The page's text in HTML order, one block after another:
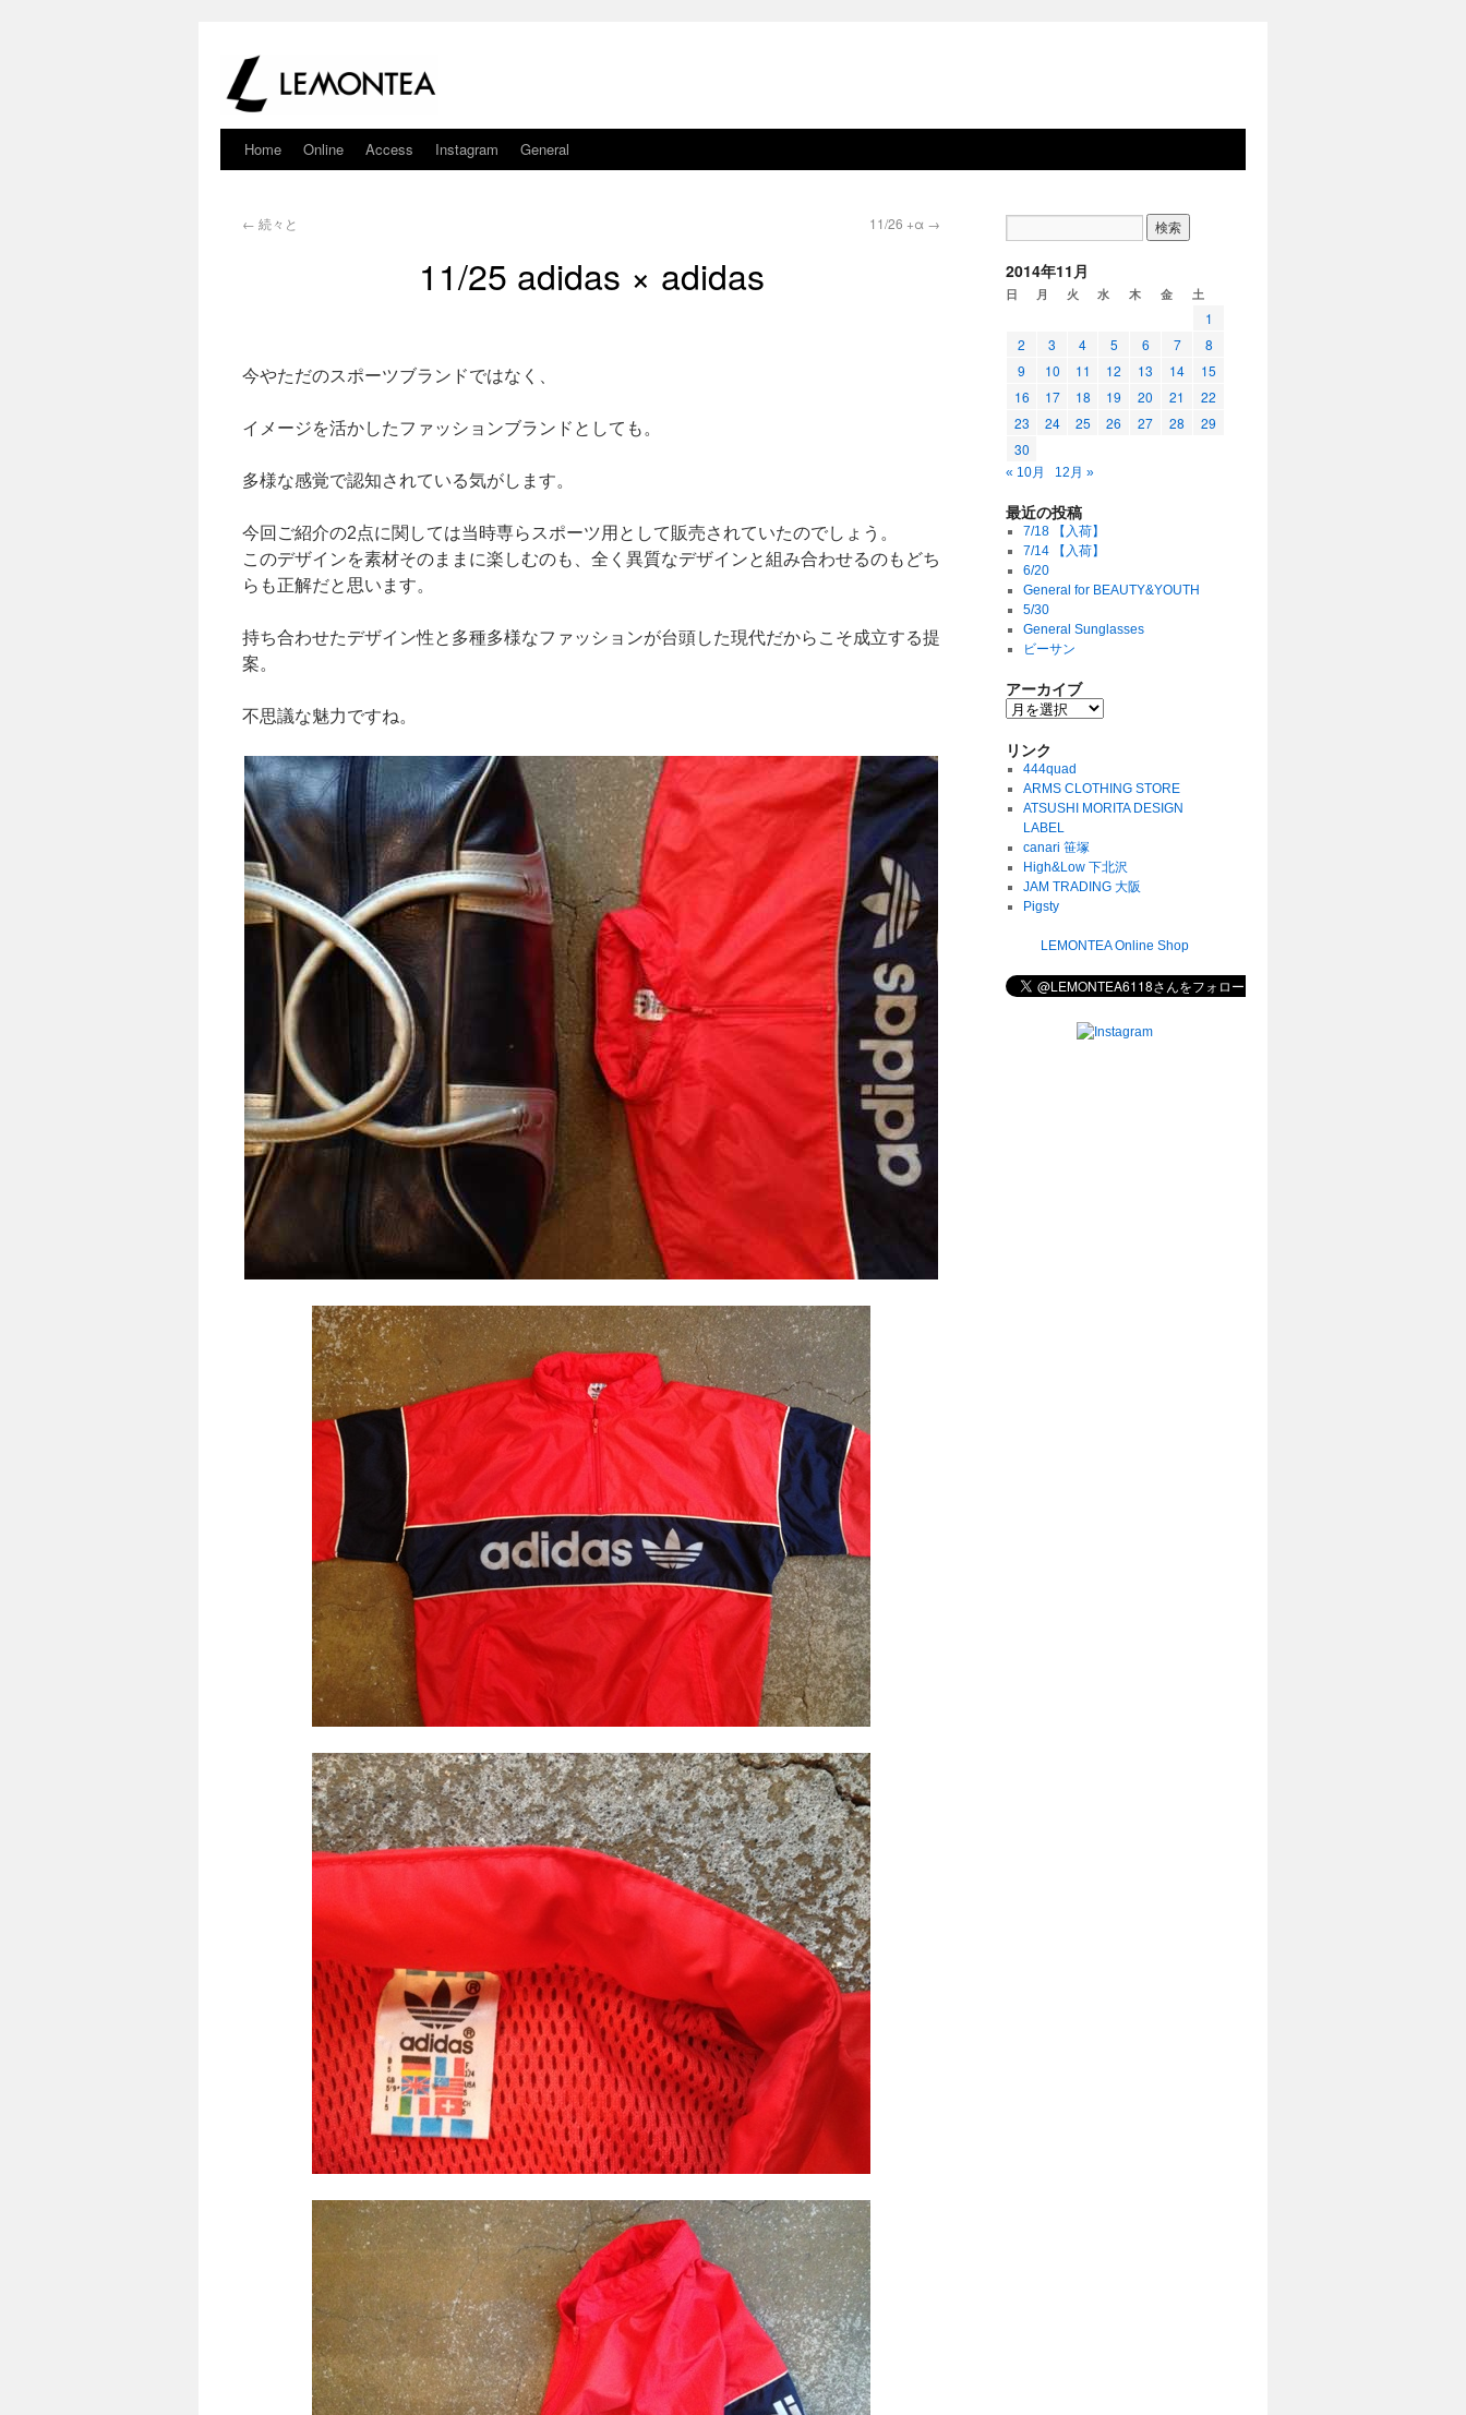
Home Online Access Instagram General
← 続々と 11/26 +α →
11/25 adidas × adidas
今やただのスポーツブランドではなく、
イメージを活かしたファッションブランドとしても。
多様な感覚で認知されている気がします。
今回ご紹介の2点に関しては当時専らスポーツ用として販売されていたのでしょう。
このデザインを素材そのままに楽しむのも、全く異質なデザインと組み合わせるのもどち
らも正解だと思います。
持ち合わせたデザイン性と多種多様なファッションが台頭した現代だからこそ成立する提
案。
不思議な魅力ですね。
2014年11月
日 月 火 水 木 金 土
1
2
3 4 5 6 7
8
9
10 11 12 13 14
15
16
17 18 19 20 21
22
23
24 25 26 27 28
29
30
« 10月 12月 »
最近の投稿
7/18 【入荷】
7/14 【入荷】
6/20
General for BEAUTY&YOUTH
5/30
General Sunglasses
ビーサン
アーカイブ
リンク
444quad
ARMS CLOTHING STORE
ATSUSHI MORITA DESIGN
LABEL
canari 笹塚
High&Low 下北沢
JAM TRADING 大阪
Pigsty
LEMONTEA Online Shop